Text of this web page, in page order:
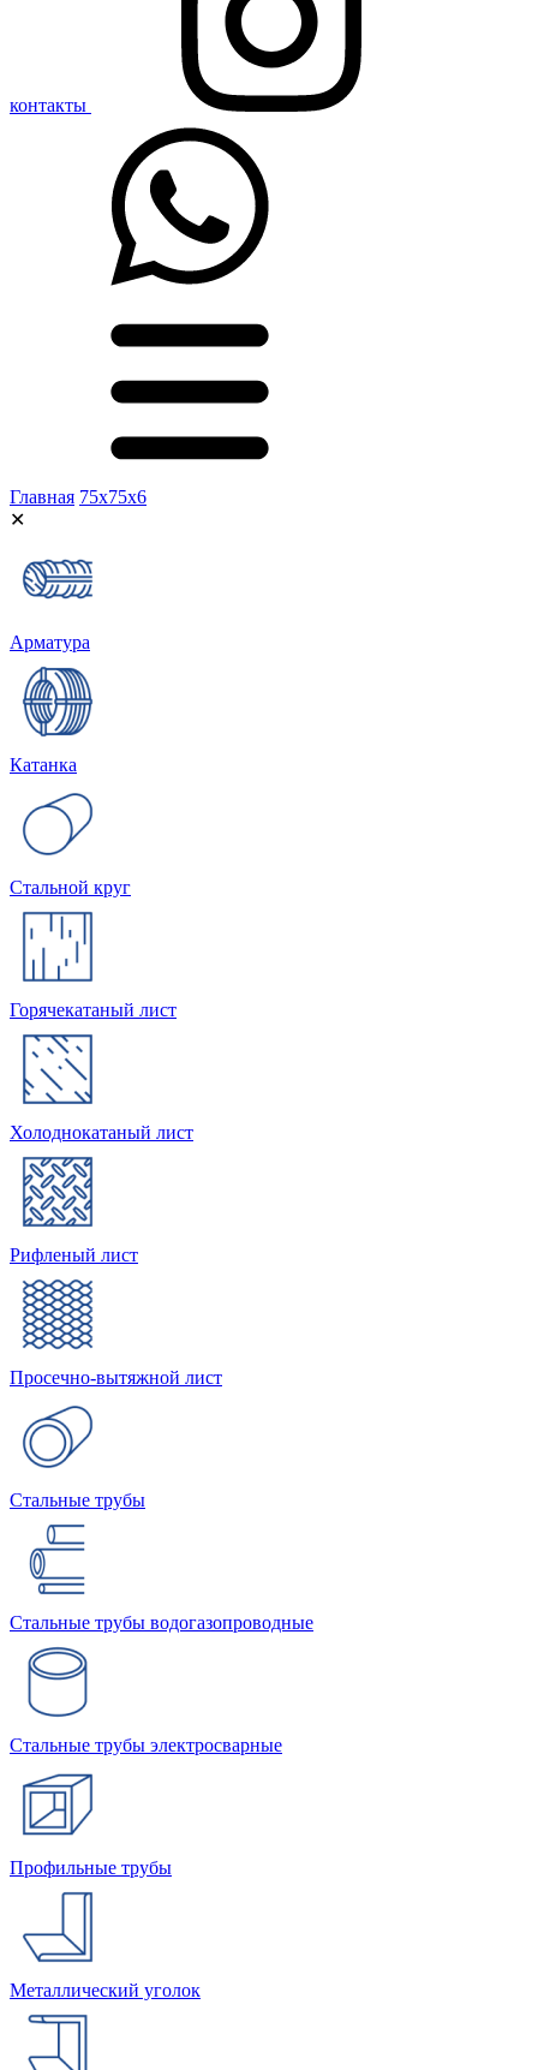
контакты
Главная 75х75х6
✕
Арматура
Катанка
Стальной круг
Горячекатаный лист
Холоднокатаный лист
Рифленый лист
Просечно-вытяжной лист
Стальные трубы
Стальные трубы водогазопроводные
Стальные трубы электросварные
Профильные трубы
Металлический уголок